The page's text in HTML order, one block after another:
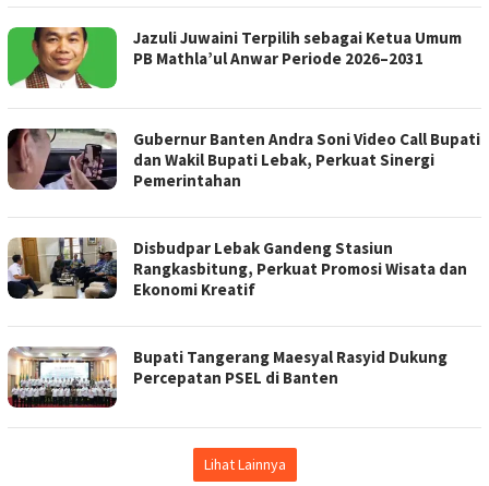
Jazuli Juwaini Terpilih sebagai Ketua Umum
PB Mathla’ul Anwar Periode 2026–2031
Gubernur Banten Andra Soni Video Call Bupati
dan Wakil Bupati Lebak, Perkuat Sinergi
Pemerintahan
Disbudpar Lebak Gandeng Stasiun
Rangkasbitung, Perkuat Promosi Wisata dan
Ekonomi Kreatif
Bupati Tangerang Maesyal Rasyid Dukung
Percepatan PSEL di Banten
Lihat Lainnya